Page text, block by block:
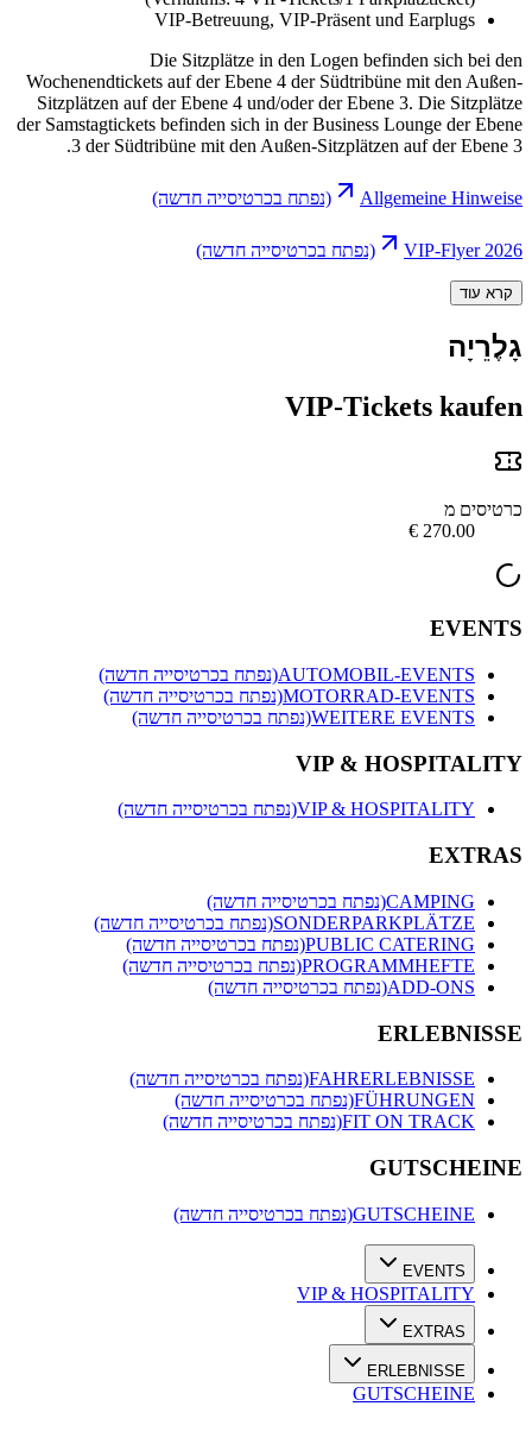
VIP-Betreuung, VIP-Präsent und Earplugs
Die Sitzplätze in den Logen befinden sich bei
Wochenendtickets auf der Ebene 4 der Südtribüne mit den
Sitzplätzen auf der Ebene 4 und/oder der Ebene 3. Die
der Samstagtickets befinden sich in der Business Lounge der
3 der Südtribüne mit den Außen-Sitzplätzen auf der Ebene
Allgemeine (נפתח בכרטיסייה חדשה)
VIP-Flyer (נפתח בכרטיסייה חדשה)
קרא עוד
VIP-Tickets
מ
AUTOMOBIL-EVENTS(נפתח בכרטיסייה חדשה)
MOTORRAD-EVENTS(נפתח בכרטיסייה חדשה)
WEITERE EVENTS(נפתח בכרטיסייה חדשה)
VIP &
VIP & HOSPITALITY(נפתח בכרטיסייה חדשה)
CAMPING(נפתח בכרטיסייה חדשה)
SONDERPARKPLÄTZE(נפתח בכרטיסייה חדשה)
PUBLIC CATERING(נפתח בכרטיסייה חדשה)
PROGRAMMHEFTE(נפתח בכרטיסייה חדשה)
ADD-ONS(נפתח בכרטיסייה חדשה)
FAHRERLEBNISSE(נפתח בכרטיסייה חדשה)
FÜHRUNGEN(נפתח בכרטיסייה חדשה)
FIT ON TRACK(נפתח בכרטיסייה חדשה)
GUTSCHEINE(נפתח בכרטיסייה חדשה)
EVENTS
VIP & HOSPITALITY
EXTRAS
ERLEBNISSE
GUTSCHEINE